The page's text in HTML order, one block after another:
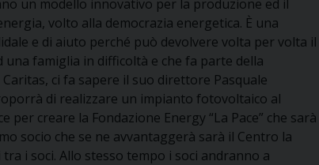
un modello innovativo per la produzione ed il
volto alla democrazia energetica. È una
e di aiuto perché può devolvere volta per volta il
una famiglia in difficoltà e che fa parte della
ci fa sapere il suo direttore Pasquale
di realizzare un impianto fotovoltaico al
per creare la Fondazione Energy “La Pace” che sarà
socio che se ne avvantaggerà sarà il Centro la
i soci. Allo stesso tempo i soci andranno a